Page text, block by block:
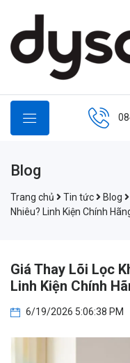
Blog
Trang chủ Tin tức Blog
Nhiêu? Linh Kiện Chính
Giá Thay Lõi Lọc
Linh Kiện Chính
6/19/2026 5:06:38 PM